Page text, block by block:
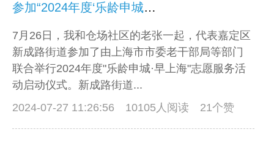
参加“2024年度‘乐龄申城·早上海’志愿服务活动启动仪式”散记
7月26日，我和仓场社区的老张一起，代表嘉定区
新成路街道参加了由上海市市委老干部局等部门
联合举行2024年度"乐龄申城·早上海"志愿服务活
动启动仪式。新成路街道...
2024-07-27 11:26:56
10105人阅读 21个赞